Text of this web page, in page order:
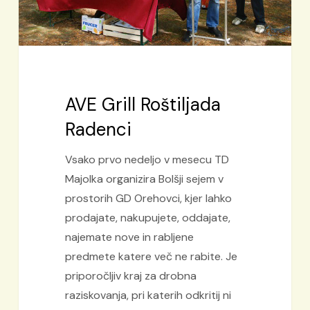
AVE Grill Roštiljada
Radenci
Vsako prvo nedeljo v mesecu TD
Majolka organizira Bolšji sejem v
prostorih GD Orehovci, kjer lahko
prodajate, nakupujete, oddajate,
najemate nove in rabljene
predmete katere več ne rabite. Je
priporočljiv kraj za drobna
raziskovanja, pri katerih odkritij ni